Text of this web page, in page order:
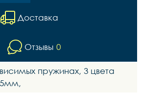
Доставка
Отзывы 0
пружинах, 3 цвета